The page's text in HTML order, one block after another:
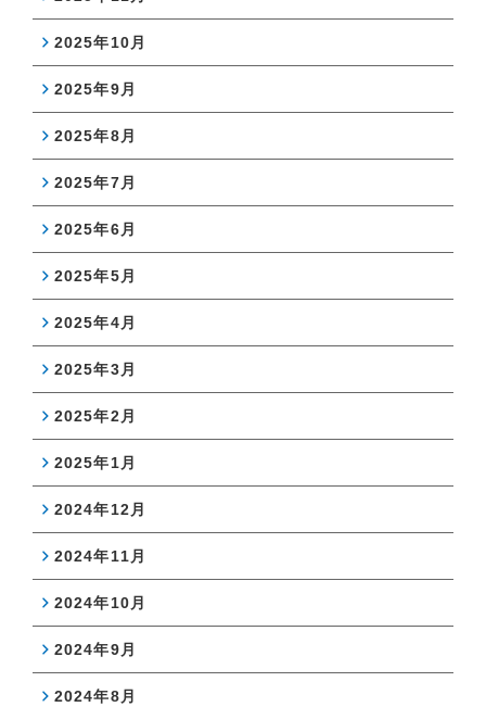
2025年10月
2025年9月
2025年8月
2025年7月
2025年6月
2025年5月
2025年4月
2025年3月
2025年2月
2025年1月
2024年12月
2024年11月
2024年10月
2024年9月
2024年8月